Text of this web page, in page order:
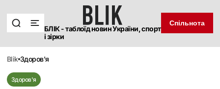
БЛІК - таблоїд новин України, спорт
і зірки
Спільнота
blik здоров'я
Здоров'я